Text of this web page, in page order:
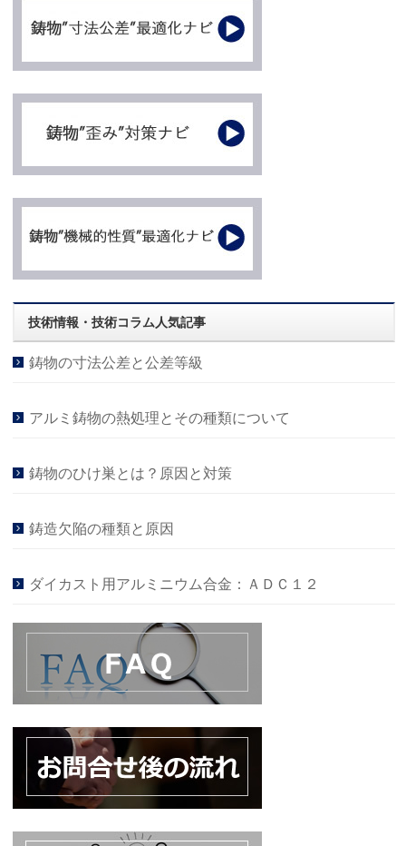
技術情報・技術コラム人気記事
鋳物の寸法公差と公差等級
アルミ鋳物の熱処理とその種類について
鋳物のひけ巣とは？原因と対策
鋳造欠陥の種類と原因
ダイカスト用アルミニウム合金：ＡＤＣ１２